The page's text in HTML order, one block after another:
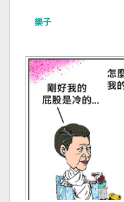
樂子